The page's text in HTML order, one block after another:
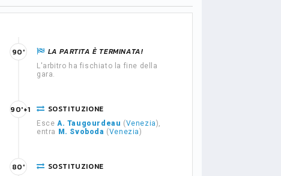
LA PARTITA È TERMINATA!
L'arbitro ha fischiato la fine della
gara.
90'
SOSTITUZIONE
Esce A. Taugourdeau (Venezia),
entra
M. Svoboda (Venezia)
90'+1
SOSTITUZIONE
80'